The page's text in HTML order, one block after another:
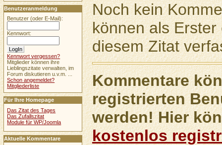
Noch kein
können als
diesem Zitat
Kommentare
registrierten
werden! Hier
kostenlos
Benutzeranmeldung
Benutzer (oder E-Mail):
Kennwort:
Kennwort vergessen?
Mitglieder können ihre
Lieblingszitate verwalten, im
Forum diskutieren u.v.m. ...
Schon angemeldet?
Mitgliederliste
Für Ihre Homepage
Das Zitat des Tages
Das Zufallszitat
Module für WP/Joomla
Aktuelle Kommentare